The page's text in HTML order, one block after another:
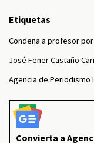
Etiquetas
Condena a profesor
José Fener Castaño
Agencia de Periodismo
Convierta a